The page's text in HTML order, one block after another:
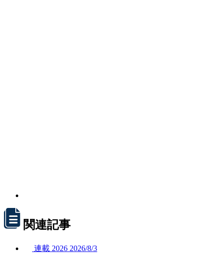
関連記事
連載 2026 2026/8/3